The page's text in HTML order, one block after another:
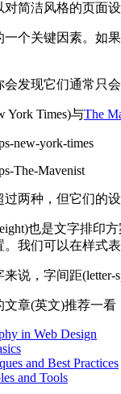
简洁风格的页面
个关键因素。如
发现它们通常只
York Times)与The
两种，但它们的
也是文字排印
我们可以在样式
说，字间距
章(英文)推荐一看
in Web Design
and Best Practices
and Tools